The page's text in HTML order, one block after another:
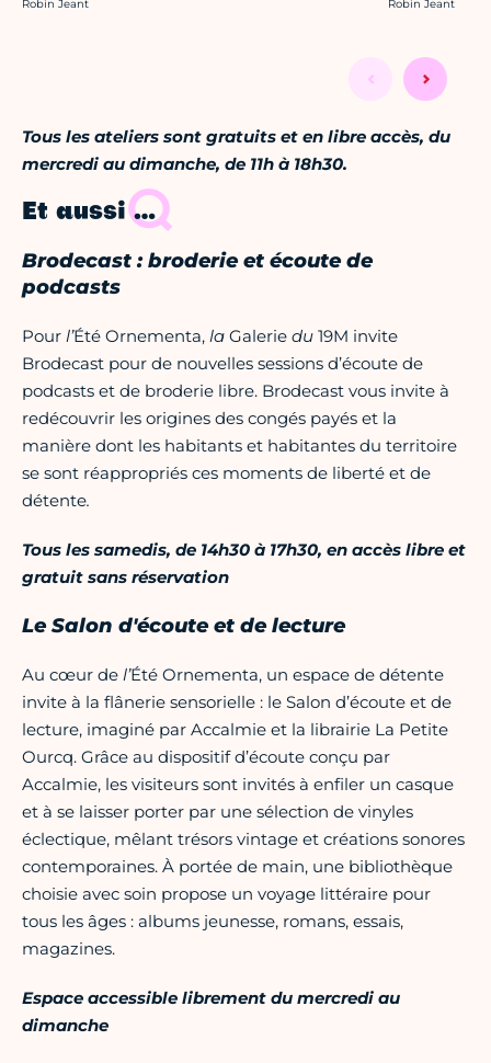
Crédit photo :
Robin Jeant Crédit photo :
Robin Jeant
Tous les ateliers sont gratuits et en libre accès, du
mercredi au dimanche, de 11h à 18h30.
Et aussi …
Brodecast : broderie et écoute de
podcasts
Pour l’Été Ornementa, la Galerie du 19M invite
Brodecast pour de nouvelles sessions d’écoute de
podcasts et de broderie libre. Brodecast vous invite à
redécouvrir les origines des congés payés et la
manière dont les habitants et habitantes du territoire
se sont réappropriés ces moments de liberté et de
détente.​
Tous les samedis, de 14h30 à 17h30, en accès libre et
gratuit sans réservation
Le Salon d'écoute et de lecture
Au cœur de l’Été Ornementa, un espace de détente
invite à la flânerie sensorielle : le Salon d’écoute et de
lecture, imaginé par Accalmie et la librairie La Petite
Ourcq. Grâce au dispositif d’écoute conçu par
Accalmie, les visiteurs sont invités à enfiler un casque
et à se laisser porter par une sélection de vinyles
éclectique, mêlant trésors vintage et créations sonores
contemporaines. À portée de main, une bibliothèque
choisie avec soin propose un voyage littéraire pour
tous les âges : albums jeunesse, romans, essais,
magazines.
Espace accessible librement du mercredi au
dimanche